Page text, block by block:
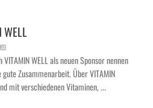
WELL als neuen Sponsor nennen
Zusammenarbeit. Über VITAMIN
mit verschiedenen Vitaminen, ...